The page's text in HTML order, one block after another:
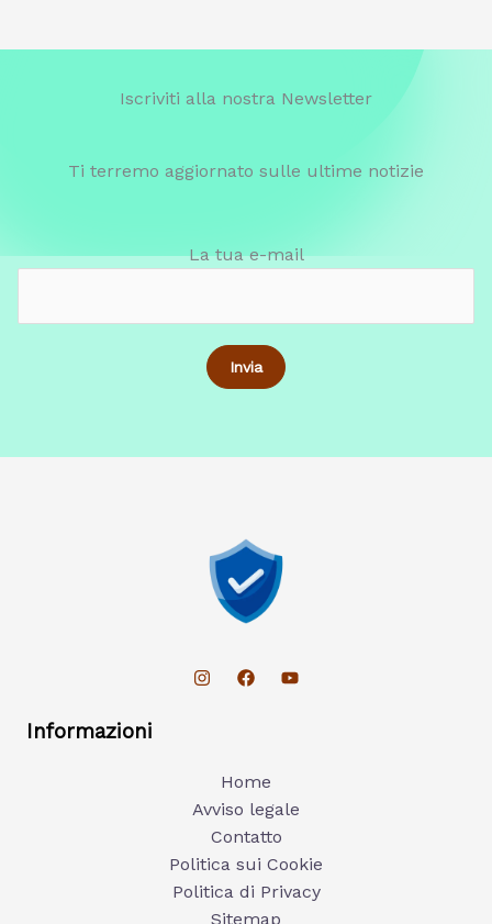
Iscriviti alla nostra Newsletter
Ti terremo aggiornato sulle ultime notizie
La tua e-mail
Informazioni
Home
Avviso legale
Contatto
Politica sui Cookie
Politica di Privacy
Sitemap